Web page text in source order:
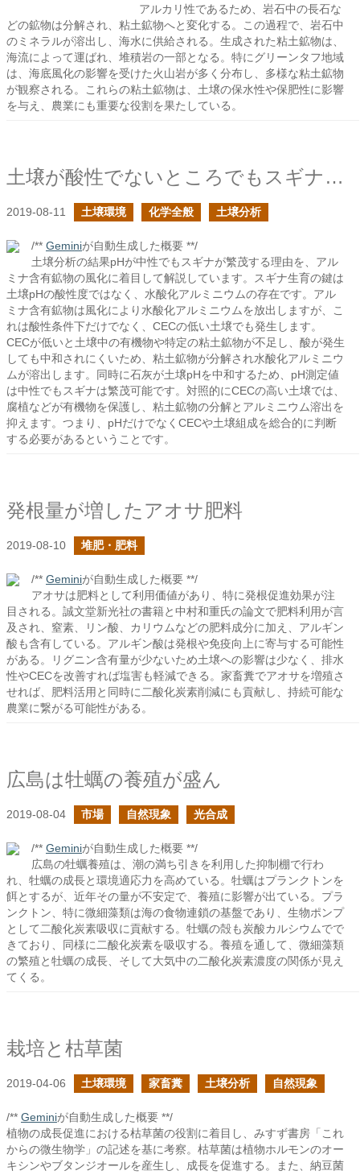
アルカリ性であるため、岩石中の長石な
どの鉱物は分解され、粘土鉱物へと変化する。この過程で、岩石中
のミネラルが溶出し、海水に供給される。生成された粘土鉱物は、
海流によって運ばれ、堆積岩の一部となる。特にグリーンタフ地域
は、海底風化の影響を受けた火山岩が多く分布し、多様な粘土鉱物
が観察される。これらの粘土鉱物は、土壌の保水性や保肥性に影響
を与え、農業にも重要な役割を果たしている。
土壌が酸性でないところでもスギナが繁茂した
2019-08-11 土壌環境 化学全般 土壌分析
/** Geminiが自動生成した概要 **/
土壌分析の結果pHが中性でもスギナが繁茂する理由を、アル
ミナ含有鉱物の風化に着目して解説しています。スギナ生育の鍵は
土壌pHの酸性度ではなく、水酸化アルミニウムの存在です。アル
ミナ含有鉱物は風化により水酸化アルミニウムを放出しますが、こ
れは酸性条件下だけでなく、CECの低い土壌でも発生します。
CECが低いと土壌中の有機物や特定の粘土鉱物が不足し、酸が発生
しても中和されにくいため、粘土鉱物が分解され水酸化アルミニウ
ムが溶出します。同時に石灰が土壌pHを中和するため、pH測定値
は中性でもスギナは繁茂可能です。対照的にCECの高い土壌では、
腐植などが有機物を保護し、粘土鉱物の分解とアルミニウム溶出を
抑えます。つまり、pHだけでなくCECや土壌組成を総合的に判断
する必要があるということです。
発根量が増したアオサ肥料
2019-08-10 堆肥・肥料
/** Geminiが自動生成した概要 **/
アオサは肥料として利用価値があり、特に発根促進効果が注
目される。誠文堂新光社の書籍と中村和重氏の論文で肥料利用が言
及され、窒素、リン酸、カリウムなどの肥料成分に加え、アルギン
酸も含有している。アルギン酸は発根や免疫向上に寄与する可能性
がある。リグニン含有量が少ないため土壌への影響は少なく、排水
性やCECを改善すれば塩害も軽減できる。家畜糞でアオサを増殖さ
せれば、肥料活用と同時に二酸化炭素削減にも貢献し、持続可能な
農業に繋がる可能性がある。
広島は牡蠣の養殖が盛ん
2019-08-04 市場 自然現象 光合成
/** Geminiが自動生成した概要 **/
広島の牡蠣養殖は、潮の満ち引きを利用した抑制棚で行わ
れ、牡蠣の成長と環境適応力を高めている。牡蠣はプランクトンを
餌とするが、近年その量が不安定で、養殖に影響が出ている。プラ
ンクトン、特に微細藻類は海の食物連鎖の基盤であり、生物ポンプ
として二酸化炭素吸収に貢献する。牡蠣の殻も炭酸カルシウムでで
きており、同様に二酸化炭素を吸収する。養殖を通して、微細藻類
の繁殖と牡蠣の成長、そして大気中の二酸化炭素濃度の関係が見え
てくる。
栽培と枯草菌
2019-04-06 土壌環境 家畜糞 土壌分析 自然現象
/** Geminiが自動生成した概要 **/
植物の成長促進における枯草菌の役割に着目し、みすず書房「これ
からの微生物学」の記述を基に考察。枯草菌は植物ホルモンのオー
キシンやブタンジオールを産生し、成長を促進する。また、納豆菌